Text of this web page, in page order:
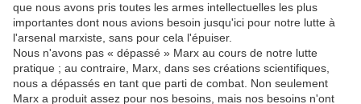
que nous avons pris toutes les armes intellectuelles les plus
importantes dont nous avions besoin jusqu'ici pour notre lutte à
l'arsenal marxiste, sans pour cela l'épuiser.
Nous n'avons pas « dépassé » Marx au cours de notre lutte
pratique ; au contraire, Marx, dans ses créations scientifiques,
nous a dépassés en tant que parti de combat. Non seulement
Marx a produit assez pour nos besoins, mais nos besoins n'ont